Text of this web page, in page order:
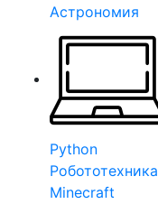
Астрономия
Python
Робототехника
Minecraft